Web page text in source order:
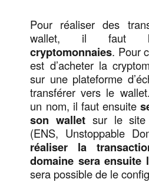
Pour réaliser des
wallet, il faut
cryptomonnaies. Pour
est d’acheter la
sur une plateforme
transférer vers le
un nom, il faut ensuite
son wallet sur le
(ENS, Unstoppable
réaliser la
domaine sera ensuite
sera possible de le